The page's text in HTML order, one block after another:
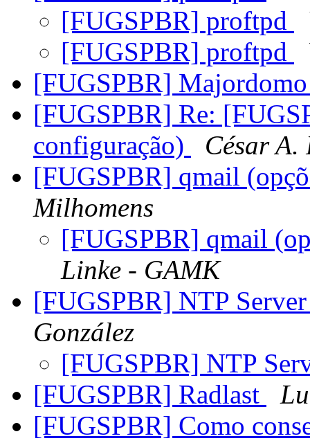
[FUGSPBR] proftpd
[FUGSPBR] proftpd
[FUGSPBR]
[FUGSPBR] Re:
configuração)
César A.
[FUGSPBR] qmail
Milhomens
[FUGSPBR] qmail
Linke - GAMK
[FUGSPBR] NTP
González
[FUGSPBR] NTP
[FUGSPBR] Radlast
[FUGSPBR] Como